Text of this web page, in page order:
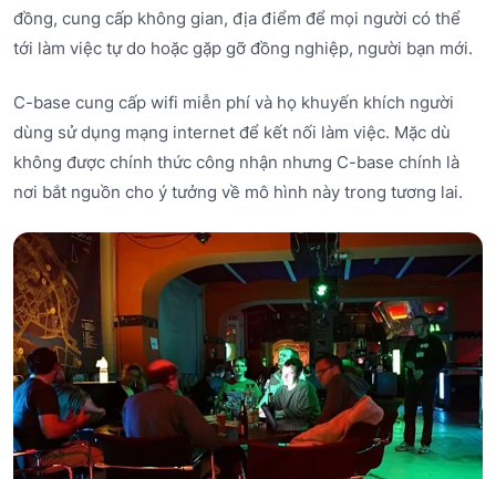
đồng, cung cấp không gian, địa điểm để mọi người có thể
tới làm việc tự do hoặc gặp gỡ đồng nghiệp, người bạn mới.
C-base cung cấp wifi miễn phí và họ khuyến khích người
dùng sử dụng mạng internet để kết nối làm việc. Mặc dù
không được chính thức công nhận nhưng C-base chính là
nơi bắt nguồn cho ý tưởng về mô hình này trong tương lai.